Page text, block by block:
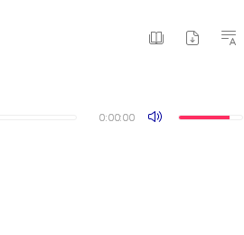
0:00:00
0:00:00